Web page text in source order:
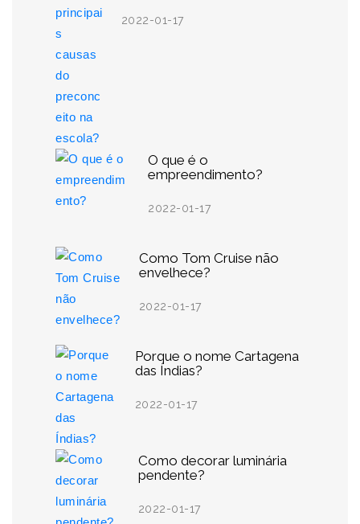
2022-01-17
O que é o
empreendimento?
2022-01-17
Como Tom Cruise não
envelhece?
2022-01-17
Porque o nome Cartagena
das Índias?
2022-01-17
Como decorar luminária
pendente?
2022-01-17